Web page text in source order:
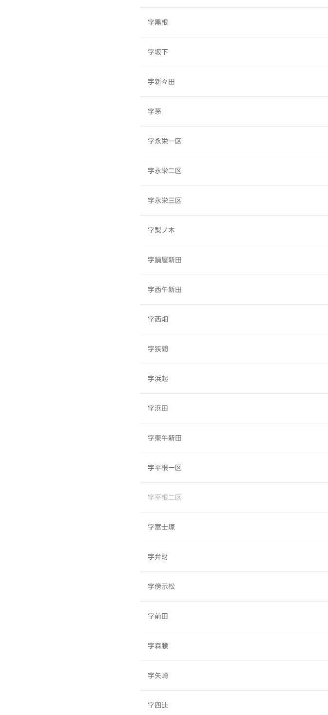
字黒根
字坂下
字新々田
字茅
字永栄一区
字永栄二区
字永栄三区
字梨ノ木
字鍋屋新田
字西午新田
字西畑
字狭間
字浜起
字浜田
字東午新田
字平根一区
字平根二区
字富士塚
字弁財
字傍示松
字前田
字森腰
字矢崎
字四辻